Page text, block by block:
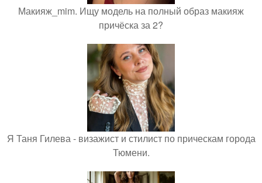
Макияж_mim. Ищу модель на полный образ макияж
причёска за 2?
Я Таня Гилева - визажист и стилист по прическам города
Тюмени.